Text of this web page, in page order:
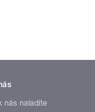
nás naladíte